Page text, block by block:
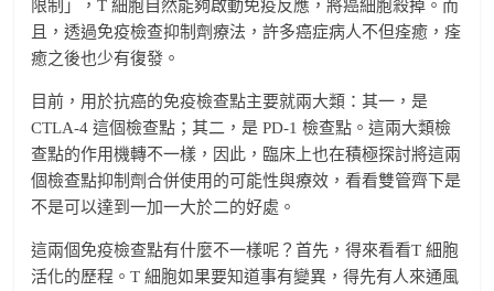
限制」，T 細胞自然能夠啟動免疫反應，將癌細胞殺掉。而
且，透過免疫檢查抑制劑療法，許多癌症病人不但痊癒，痊
癒之後也少有復發。
目前，用於抗癌的免疫檢查點主要就兩大類：其一，是
CTLA-4 這個檢查點；其二，是 PD-1 檢查點。這兩大類檢
查點的作用機轉不一樣，因此，臨床上也在積極探討將這兩
個檢查點抑制劑合併使用的可能性與療效，看看雙管齊下是
不是可以達到一加一大於二的好處。
這兩個免疫檢查點有什麼不一樣呢？首先，得來看看T 細胞
活化的歷程。T 細胞如果要知道事有變異，得先有人來通風